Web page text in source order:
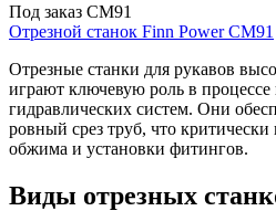
Под заказ CM91
Отрезной станок Finn Power CM91
Отрезные станки для рукавов
играют ключевую роль в
гидравлических систем. Они
ровный срез труб, что
обжима и установки фитингов.
Виды отрезных